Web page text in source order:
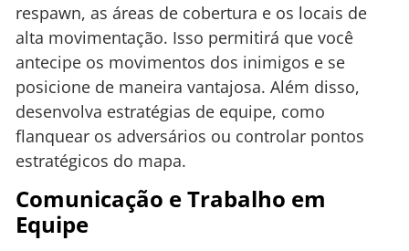
respawn, as áreas de cobertura e os locais de
alta movimentação. Isso permitirá que você
antecipe os movimentos dos inimigos e se
posicione de maneira vantajosa. Além disso,
desenvolva estratégias de equipe, como
flanquear os adversários ou controlar pontos
estratégicos do mapa.
Comunicação e Trabalho em
Equipe